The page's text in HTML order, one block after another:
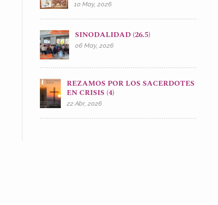
10 May, 2026
SINODALIDAD (26.5)
06 May, 2026
REZAMOS POR LOS SACERDOTES
EN CRISIS (4)
22 Abr, 2026